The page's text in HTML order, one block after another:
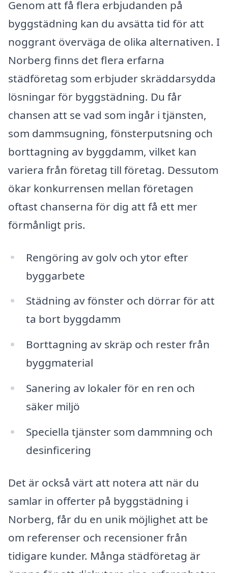
Genom att få flera erbjudanden på
byggstädning kan du avsätta tid för att
noggrant överväga de olika alternativen. I
Norberg finns det flera erfarna
städföretag som erbjuder skräddarsydda
lösningar för byggstädning. Du får
chansen att se vad som ingår i tjänsten,
som dammsugning, fönsterputsning och
borttagning av byggdamm, vilket kan
variera från företag till företag. Dessutom
ökar konkurrensen mellan företagen
oftast chanserna för dig att få ett mer
förmånligt pris.
Rengöring av golv och ytor efter
byggarbete
Städning av fönster och dörrar för att
ta bort byggdamm
Borttagning av skräp och rester från
byggmaterial
Sanering av lokaler för en ren och
säker miljö
Speciella tjänster som dammning och
desinficering
Det är också värt att notera att när du
samlar in offerter på byggstädning i
Norberg, får du en unik möjlighet att be
om referenser och recensioner från
tidigare kunder. Många städföretag är